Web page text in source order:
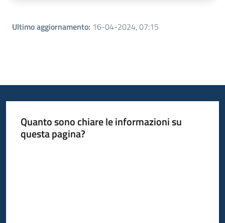
Ultimo aggiornamento: 16-04-2024, 07:15
Quanto sono chiare le informazioni su
questa pagina?